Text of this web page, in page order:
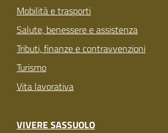
Mobilità e trasporti
Salute, benessere e assistenza
Tributi, finanze e contravvenzioni
Turismo
Vita lavorativa
VIVERE SASSUOLO